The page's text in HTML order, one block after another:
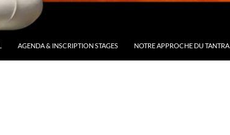
AGENDA & INSCRIPTION STAGES NOTRE APPROCHE DU TANTRA